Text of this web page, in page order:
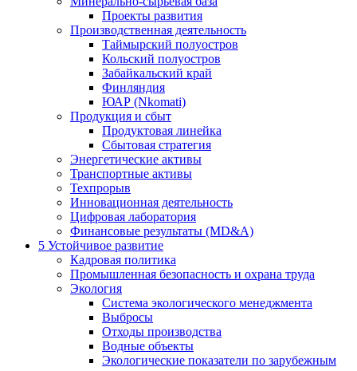
Проекты развития
Производственная деятельность
Таймырский полуостров
Кольский полуостров
Забайкальский край
Финляндия
ЮАР (Nkomati)
Продукция и сбыт
Продуктовая линейка
Сбытовая стратегия
Энергетические активы
Транспортные активы
Техпрорыв
Инновационная деятельность
Цифровая лаборатория
Финансовые результаты (MD&A)
5 Устойчивое развитие
Кадровая политика
Промышленная безопасность и охрана труда
Экология
Система экологического менеджмента
Выбросы
Отходы производства
Водные объекты
Экологические показатели по зарубежным